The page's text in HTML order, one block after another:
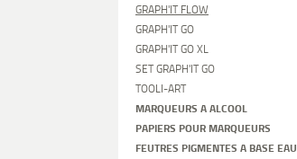
GRAPH'IT FLOW
GRAPH'IT GO
GRAPH'IT GO XL
SET GRAPH'IT GO
TOOLI-ART
MARQUEURS A ALCOOL
PAPIERS POUR MARQUEURS
FEUTRES PIGMENTES A BASE EAU